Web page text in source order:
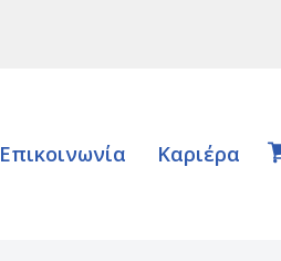
Επικοινωνία Καριέρα